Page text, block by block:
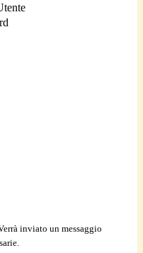
inviato un messaggio